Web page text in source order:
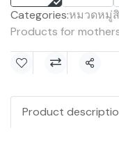
Categories:หมวดหมู่
Products for
Share
Product